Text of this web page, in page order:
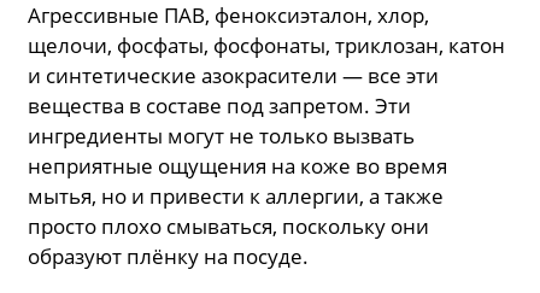
Агрессивные ПАВ, феноксиэталон, хлор,
щелочи, фосфаты, фосфонаты, триклозан, катон
и синтетические азокрасители — все эти
вещества в составе под запретом. Эти
ингредиенты могут не только вызвать
неприятные ощущения на коже во время
мытья, но и привести к аллергии, а также
просто плохо смываться, поскольку они
образуют плёнку на посуде.